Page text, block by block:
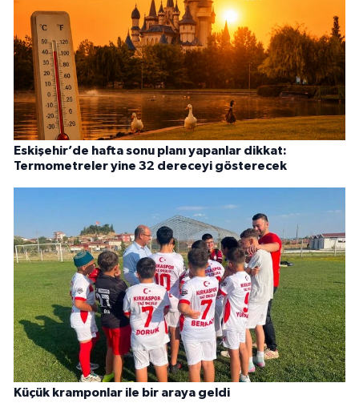
Eskişehir’de hafta sonu planı yapanlar dikkat:
Termometreler yine 32 dereceyi gösterecek
Küçük kramponlar ile bir araya geldi